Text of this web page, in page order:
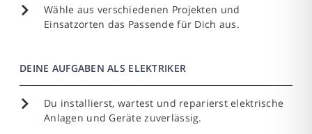
Wähle aus verschiedenen Projekten und
Einsatzorten das Passende für Dich aus.
DEINE AUFGABEN ALS ELEKTRIKER
Du installierst, wartest und reparierst elektrische
Anlagen und Geräte zuverlässig.